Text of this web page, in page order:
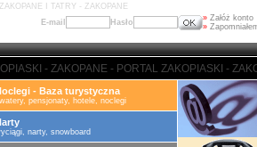
I TATRY - ZAKOPANE
E-mail
Hasło » Załóż konto
»
- PORTAL ZAKOPIASKI - ZAKOPANE -
- Baza turystyczna
pensjonaty, hotele, noclegi
narty, snowboard